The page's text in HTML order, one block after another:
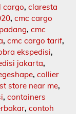
cargo, claresta
, cmc cargo
, cmc
, cmc cargo tarif,
ekspedisi,
jakarta,
, collier
store near me,
, containers
, contoh